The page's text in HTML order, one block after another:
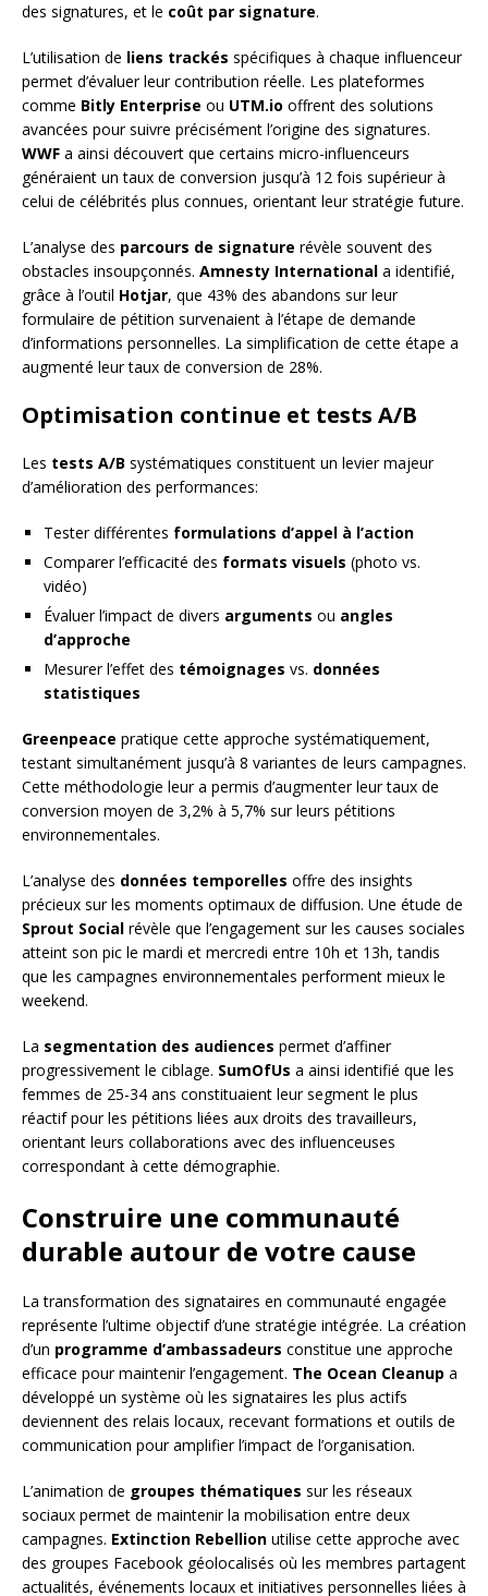
des signatures, et le coût par signature.
L’utilisation de liens trackés spécifiques à chaque influenceur
permet d’évaluer leur contribution réelle. Les plateformes
comme Bitly Enterprise ou UTM.io offrent des solutions
avancées pour suivre précisément l’origine des signatures.
WWF a ainsi découvert que certains micro-influenceurs
généraient un taux de conversion jusqu’à 12 fois supérieur à
celui de célébrités plus connues, orientant leur stratégie future.
L’analyse des parcours de signature révèle souvent des
obstacles insoupçonnés. Amnesty International a identifié,
grâce à l’outil Hotjar, que 43% des abandons sur leur
formulaire de pétition survenaient à l’étape de demande
d’informations personnelles. La simplification de cette étape a
augmenté leur taux de conversion de 28%.
Optimisation continue et tests A/B
Les tests A/B systématiques constituent un levier majeur
d’amélioration des performances:
Tester différentes formulations d’appel à l’action
Comparer l’efficacité des formats visuels (photo vs.
vidéo)
Évaluer l’impact de divers arguments ou angles
d’approche
Mesurer l’effet des témoignages vs. données
statistiques
Greenpeace pratique cette approche systématiquement,
testant simultanément jusqu’à 8 variantes de leurs campagnes.
Cette méthodologie leur a permis d’augmenter leur taux de
conversion moyen de 3,2% à 5,7% sur leurs pétitions
environnementales.
L’analyse des données temporelles offre des insights
précieux sur les moments optimaux de diffusion. Une étude de
Sprout Social révèle que l’engagement sur les causes sociales
atteint son pic le mardi et mercredi entre 10h et 13h, tandis
que les campagnes environnementales performent mieux le
weekend.
La segmentation des audiences permet d’affiner
progressivement le ciblage. SumOfUs a ainsi identifié que les
femmes de 25-34 ans constituaient leur segment le plus
réactif pour les pétitions liées aux droits des travailleurs,
orientant leurs collaborations avec des influenceuses
correspondant à cette démographie.
Construire une communauté
durable autour de votre cause
La transformation des signataires en communauté engagée
représente l’ultime objectif d’une stratégie intégrée. La création
d’un programme d’ambassadeurs constitue une approche
efficace pour maintenir l’engagement. The Ocean Cleanup a
développé un système où les signataires les plus actifs
deviennent des relais locaux, recevant formations et outils de
communication pour amplifier l’impact de l’organisation.
L’animation de groupes thématiques sur les réseaux
sociaux permet de maintenir la mobilisation entre deux
campagnes. Extinction Rebellion utilise cette approche avec
des groupes Facebook géolocalisés où les membres partagent
actualités, événements locaux et initiatives personnelles liées à